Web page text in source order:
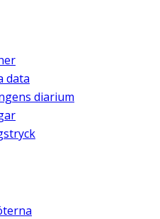
data
diarium